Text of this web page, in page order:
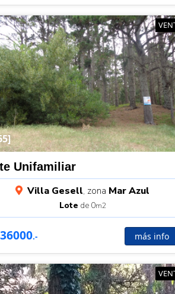
Unifamiliar
Villa Gesell, zona Mar Azul
Lote de 0m2
36000.- más info